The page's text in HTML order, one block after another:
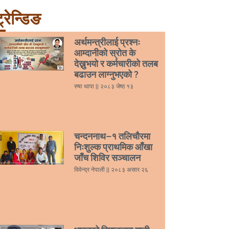
अर्थमन्त्रीलाई प्रश्नः
आम्दानीको स्रोत के
देख्नुभयो र कर्मचारीको तलब
बढाउन लाग्नुभएको ?
रुषा थापा २०८३ जेष्ठ १३
चन्दननाथ–१ तलिचौरमा
निःशुल्क प्राथमिक आँखा
जाँच शिविर सञ्चालन
विवेन्द्र नेपाली २०८३ असार २६